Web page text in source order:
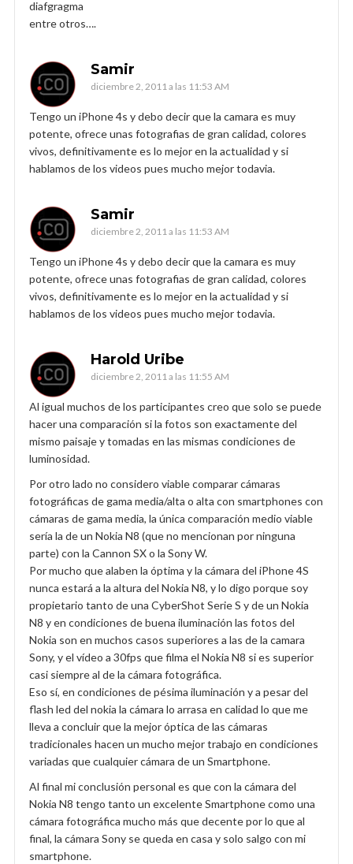
diafgragma
entre otros….
Samir
diciembre 2, 2011 a las 11:53 AM
Tengo un iPhone 4s y debo decir que la camara es muy
potente, ofrece unas fotografias de gran calidad, colores
vivos, definitivamente es lo mejor en la actualidad y si
hablamos de los videos pues mucho mejor todavia.
Samir
diciembre 2, 2011 a las 11:53 AM
Tengo un iPhone 4s y debo decir que la camara es muy
potente, ofrece unas fotografias de gran calidad, colores
vivos, definitivamente es lo mejor en la actualidad y si
hablamos de los videos pues mucho mejor todavia.
Harold Uribe
diciembre 2, 2011 a las 11:55 AM
Al igual muchos de los participantes creo que solo se puede
hacer una comparación si la fotos son exactamente del
mismo paisaje y tomadas en las mismas condiciones de
luminosidad.
Por otro lado no considero viable comparar cámaras
fotográficas de gama media/alta o alta con smartphones con
cámaras de gama media, la única comparación medio viable
sería la de un Nokia N8 (que no mencionan por ninguna
parte) con la Cannon SX o la Sony W.
Por mucho que alaben la óptima y la cámara del iPhone 4S
nunca estará a la altura del Nokia N8, y lo digo porque soy
propietario tanto de una CyberShot Serie S y de un Nokia
N8 y en condiciones de buena iluminación las fotos del
Nokia son en muchos casos superiores a las de la camara
Sony, y el vídeo a 30fps que filma el Nokia N8 si es superior
casi siempre al de la cámara fotográfica.
Eso sí, en condiciones de pésima iluminación y a pesar del
flash led del nokia la cámara lo arrasa en calidad lo que me
lleva a concluir que la mejor óptica de las cámaras
tradicionales hacen un mucho mejor trabajo en condiciones
variadas que cualquier cámara de un Smartphone.
Al final mi conclusión personal es que con la cámara del
Nokia N8 tengo tanto un excelente Smartphone como una
cámara fotográfica mucho más que decente por lo que al
final, la cámara Sony se queda en casa y solo salgo con mi
smartphone.